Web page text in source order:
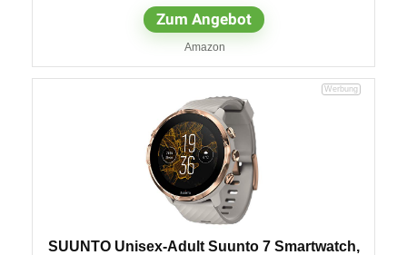
Zum Angebot
Amazon
SUUNTO Unisex-Adult Suunto 7 Smartwatch,